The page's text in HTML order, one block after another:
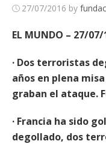
27/07/2016 by
EL MUNDO – 27/07/
· Dos terroristas
años en plena
graban el ataque.
· Francia ha sido
degollado, dos